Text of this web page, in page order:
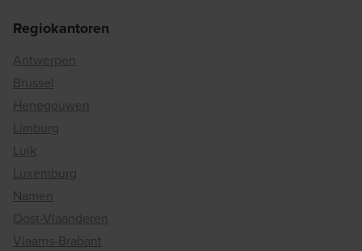
Regiokantoren
Antwerpen
Brussel
Henegouwen
Limburg
Luik
Luxemburg
Namen
Oost-Vlaanderen
Vlaams-Brabant